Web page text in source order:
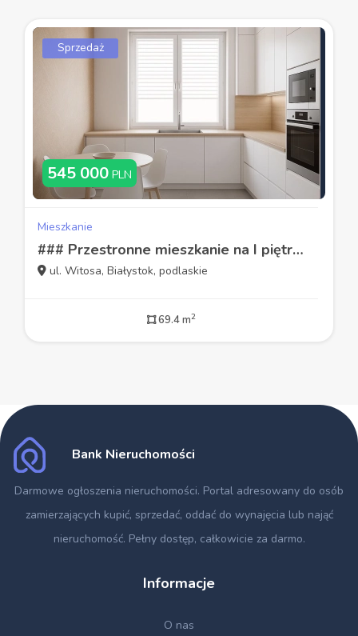
Sprzedaż
545 000 PLN
Mieszkanie
### Przestronne mieszkanie na I piętrze ###
ul. Witosa, Białystok, podlaskie
69.4 m2
Bank Nieruchomości
Darmowe ogłoszenia nieruchomości. Portal adresowany do osób
zamierzających kupić, sprzedać, oddać do wynajęcia lub nająć
nieruchomość. Pełny dostęp, całkowicie za darmo.
Informacje
O nas